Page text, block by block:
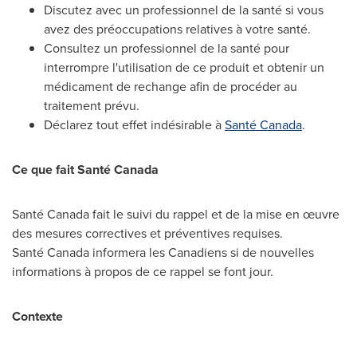
Discutez avec un professionnel de la santé si vous
avez des préoccupations relatives à votre santé.
Consultez un professionnel de la santé pour
interrompre l'utilisation de ce produit et obtenir un
médicament de rechange afin de procéder au
traitement prévu.
Déclarez tout effet indésirable àSantéCanada.
Ce que fait Santé Canada
Santé Canada fait le suivi du rappel et de la mise en œuvre
des mesures correctives et préventives requises.
Santé Canada informera les Canadiens si de nouvelles
informations à propos de ce rappel se font jour.
Contexte